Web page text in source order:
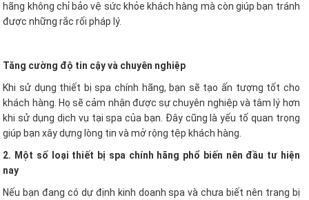
hãng không chỉ bảo vệ sức khỏe khách hàng mà còn giúp bạn tránh
được những rắc rối pháp lý.
Tăng cường độ tin cậy và chuyên nghiệp
Khi sử dụng thiết bị spa chính hãng, bạn sẽ tạo ấn tượng tốt cho
khách hàng. Họ sẽ cảm nhận được sự chuyên nghiệp và tâm lý hơn
khi sử dụng dịch vụ tại spa của bạn. Đây cũng là yếu tố quan trọng
giúp bạn xây dựng lòng tin và mở rộng tệp khách hàng.
2. Một số loại thiết bị spa chính hãng phổ biến nên đầu tư hiện
nay
Nếu bạn đang có dự định kinh doanh spa và chưa biết nên trang bị